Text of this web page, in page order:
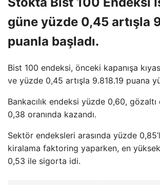
güne yüzde 0,45 artışla
puanla başladı.
Bist 100 endeksi, önceki kapanışa
ve yüzde 0,45 artışla 9.818.19 puana
Bankacılık endeksi yüzde 0,60,
0,38 oranında kazandı.
Sektör endeksleri arasında yüzde
kiralama faktoring yaparken, en
0,53 ile sigorta idi.